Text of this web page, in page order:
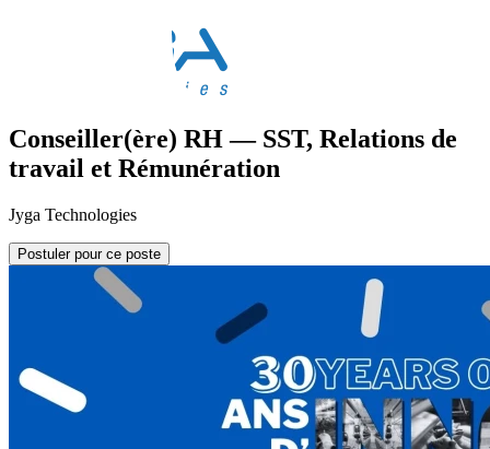
Conseiller(ère) RH — SST, Relations de
travail et Rémunération
Jyga Technologies
Postuler pour ce poste